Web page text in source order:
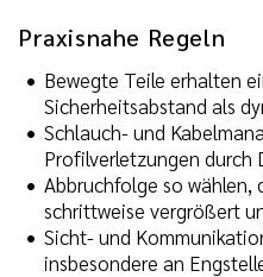
Praxisnahe Regeln
Bewegte Teile erhalten
Sicherheitsabstand als
Schlauch- und
Profilverletzungen durch
Abbruchfolge so wählen,
schrittweise vergrößert
Sicht- und
insbesondere an